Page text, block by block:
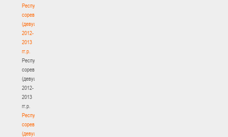
Республиканские
соревнования
(девушки)
2012-
2013
гг.р.
Республиканские
соревнования
(девушки)
2012-
2013
гг.р.
Республиканские
соревнования
(девушки)